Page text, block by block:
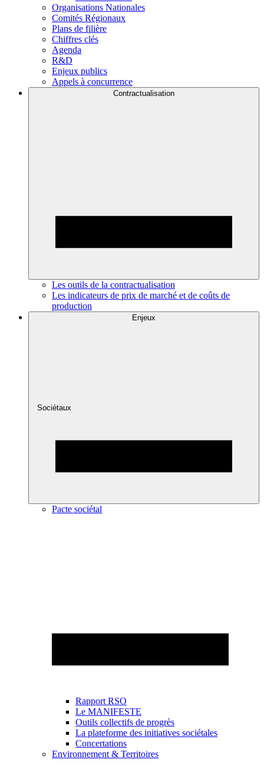
Organisations Nationales
Comités Régionaux
Plans de filière
Chiffres clés
Agenda
R&D
Enjeux publics
Appels à concurrence
Contractualisation
Les outils de la contractualisation
Les indicateurs de prix de marché et de coûts de
production
Enjeux
Sociétaux
Pacte sociétal
Rapport RSO
Le MANIFESTE
Outils collectifs de progrès
La plateforme des initiatives sociétales
Concertations
Environnement & Territoires